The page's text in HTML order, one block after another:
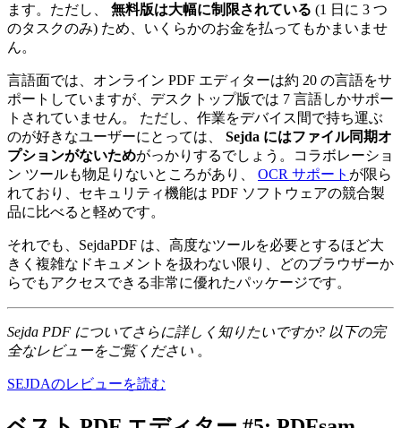
ます。ただし、 無料版は大幅に制限されている (1 日に 3 つ
のタスクのみ) ため、いくらかのお金を払ってもかまいませ
ん。
言語面では、オンライン PDF エディターは約 20 の言語をサ
ポートしていますが、デスクトップ版では 7 言語しかサポー
トされていません。 ただし、作業をデバイス間で持ち運ぶ
のが好きなユーザーにとっては、 Sejda にはファイル同期オ
プションがないためがっかりするでしょう。コラボレーショ
ン ツールも物足りないところがあり、 OCR サポート が限ら
れており、セキュリティ機能は PDF ソフトウェアの競合製
品に比べると軽めです。
それでも、SejdaPDF は、高度なツールを必要とするほど大
きく複雑なドキュメントを扱わない限り、どのブラウザーか
らでもアクセスできる非常に優れたパッケージです。
Sejda PDF についてさらに詳しく知りたいですか? 以下の完
全なレビューをご覧ください 。
SEJDAのレビューを読む